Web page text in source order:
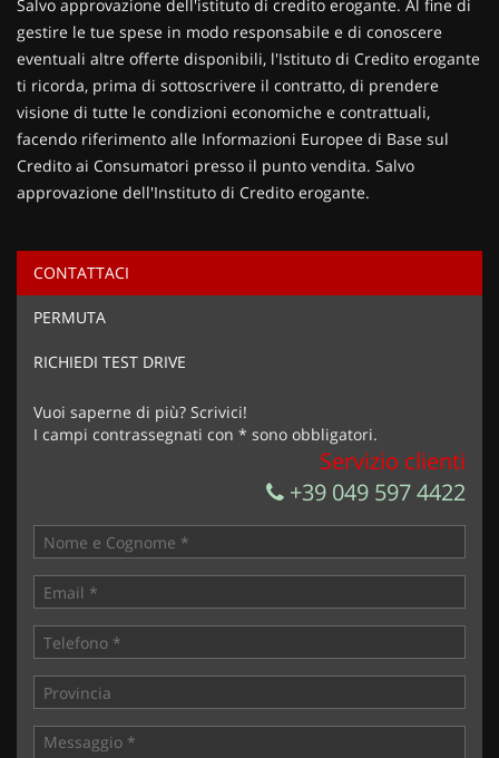
Ho letto e accettol'informativa privacy*
Acconsento al trattamento dei miei dati per finalità di
Invia la tua richiesta
Salvo approvazione dell'istituto di credito erogante. Al fine di
gestire le tue spese in modo responsabile e di conoscere
eventuali altre offerte disponibili, l'Istituto di Credito erogante
ti ricorda, prima di sottoscrivere il contratto, di prendere
visione di tutte le condizioni economiche e contrattuali,
facendo riferimento alle Informazioni Europee di Base sul
Credito ai Consumatori presso il punto vendita. Salvo
approvazione dell'Instituto di Credito erogante.
CONTATTACI
PERMUTA
RICHIEDI TEST DRIVE
Vuoi saperne di più? Scrivici!
I campi contrassegnati con * sono obbligatori.
Servizio clienti
+39 049 597 4422